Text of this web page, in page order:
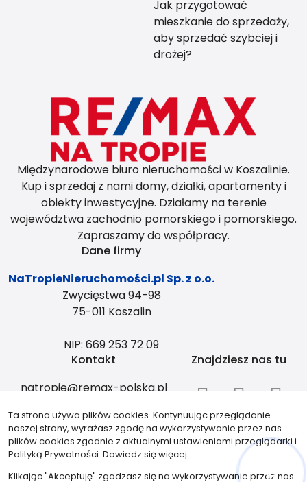
Jak przygotować
mieszkanie do sprzedaży,
aby sprzedać szybciej i
drożej?
Międzynarodowe biuro nieruchomości w Koszalinie.
Kup i sprzedaj z nami domy, działki, apartamenty i
obiekty inwestycyjne. Działamy na terenie
województwa zachodnio pomorskiego i pomorskiego.
Zapraszamy do współpracy.
Dane firmy
NaTropieNieruchomości.pl Sp. z o.o.
Zwycięstwa 94-98
75-011 Koszalin
NIP: 669 253 72 09
Kontakt
natropie@remax-polska.pl
+48 883 334 408
Znajdziesz nas tu
Partnerzy
Ta strona używa plików cookies. Kontynuując przeglądanie
naszej strony, wyrażasz zgodę na wykorzystywanie przez nas
plików cookies zgodnie z aktualnymi ustawieniami przeglądarki i
Polityką Prywatności. Dowiedz się więcej
Klikając "Akceptuję" zgadzasz się na wykorzystywanie przez nas